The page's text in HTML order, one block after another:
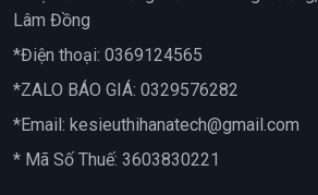
Lâm Đồng
*Điện thoại: 0369124565
*ZALO BÁO GIÁ: 0329576282
*Email: kesieuthihanatech@gmail.com
* Mã Số Thuế: 3603830221